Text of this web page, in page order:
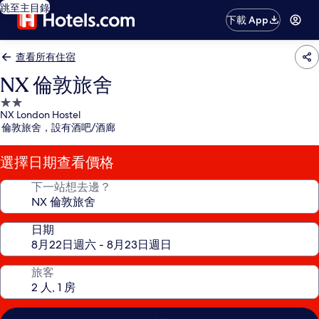
跳至主目錄
下載 App
查看所有住宿
NX 倫敦旅舍
2.0
星
級
住
宿
NX London Hostel
倫敦旅舍，設有酒吧/酒廊
選擇日期查看價格
下一站想去邊？
日期
旅客